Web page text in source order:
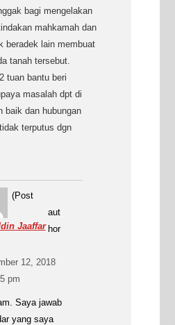
bagi mengelakan
mahkamah dan
beradek lain membuat
tanah tersebut.
tuan bantu beri
masalah dpt di
baik dan hubungan
terputus dgn
Jaaffar
(Post
aut
hor
12, 2018
pm
Saya jawab
yang saya